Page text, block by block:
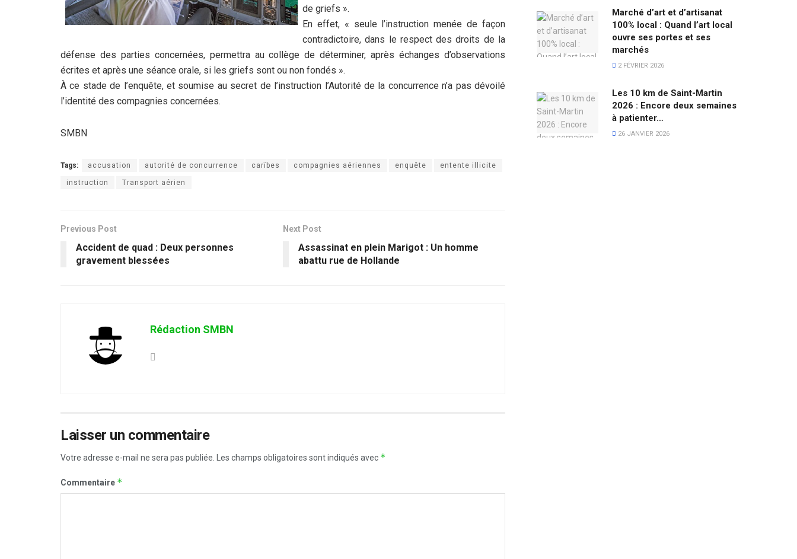
de griefs ».
En effet, « seule l’instruction menée de façon
contradictoire, dans le respect des droits de la
défense des parties concernées, permettra au collège de déterminer, après échanges d’observations
écrites et après une séance orale, si les griefs sont ou non fondés ».
À ce stade de l’enquête, et soumise au secret de l’instruction l’Autorité de la concurrence n’a pas dévoilé
l’identité des compagnies concernées.
SMBN
Tags: accusation autorité de concurrence carïbes compagnies aériennes enquête entente illicite
instruction Transport aérien
Previous Post
Accident de quad : Deux personnes
gravement blessées
Next Post
Assassinat en plein Marigot : Un homme
abattu rue de Hollande
Rédaction SMBN
Laisser un commentaire
Votre adresse e-mail ne sera pas publiée. Les champs obligatoires sont indiqués avec *
Commentaire *
Marché d’art et d’artisanat
100% local : Quand l’art local
ouvre ses portes et ses
marchés
2 FÉVRIER 2026
Les 10 km de Saint-Martin
2026 : Encore deux semaines
à patienter…
26 JANVIER 2026